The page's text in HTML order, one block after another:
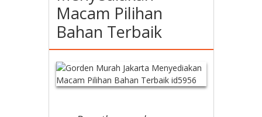
Macam Pilihan
Bahan Terbaik